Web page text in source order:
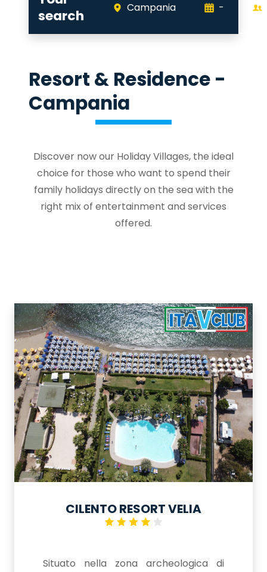
search
Campania -
Resort & Residence -
Campania
Discover now our Holiday Villages, the ideal
choice for those who want to spend their
family holidays directly on the sea with the
right mix of entertainment and services
offered.
CILENTO RESORT VELIA
Situato nella zona archeologica di